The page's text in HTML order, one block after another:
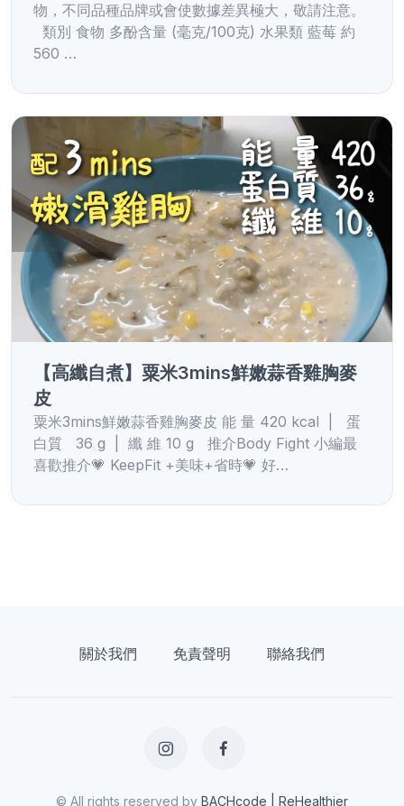
物，不同品種品牌或會使數據差異極大，敬請注意。
類別 食物 多酚含量 (毫克/100克) 水果類 藍莓 約
560 …
【高纖自煮】粟米3mins鮮嫩蒜香雞胸麥
皮
粟米3mins鮮嫩蒜香雞胸麥皮 能 量 420 kcal | 蛋
白質 36 g | 纖 維 10 g 推介Body Fight 小編最
喜歡推介💗 KeepFit +美味+省時💗 好…
關於我們 免責聲明 聯絡我們
© All rights reserved by BACHcode | ReHealthier